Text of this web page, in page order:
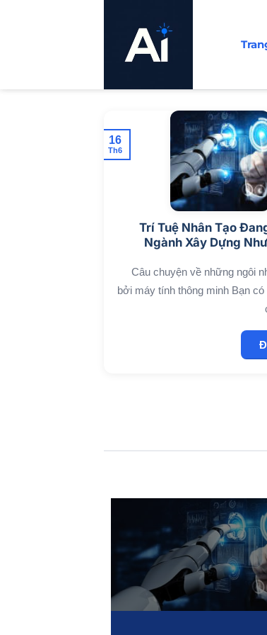
Trí Tuệ Nhân Tạo
Ngành Xây Dựng
Câu chuyện về những ngôi
bởi máy tính thông minh Bạn có
16
Th6